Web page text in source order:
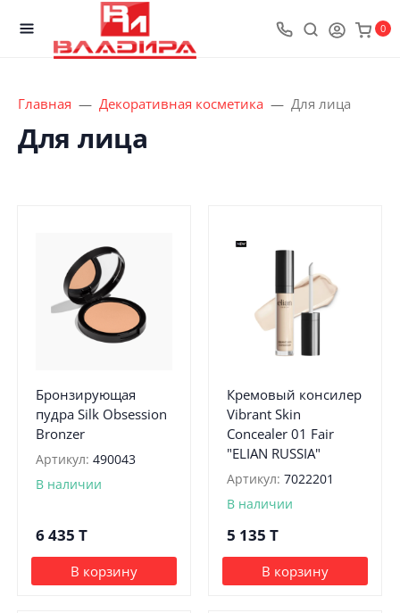
0
Главная Декоративная косметика Для лица
Для лица
Бронзирующая
пудра Silk Obsession
Bronzer
Артикул: 490043
В наличии
6 435 T
В корзину
Кремовый консилер
Vibrant Skin
Concealer 01 Fair
"ELIAN RUSSIA"
Артикул: 7022201
В наличии
5 135 T
В корзину